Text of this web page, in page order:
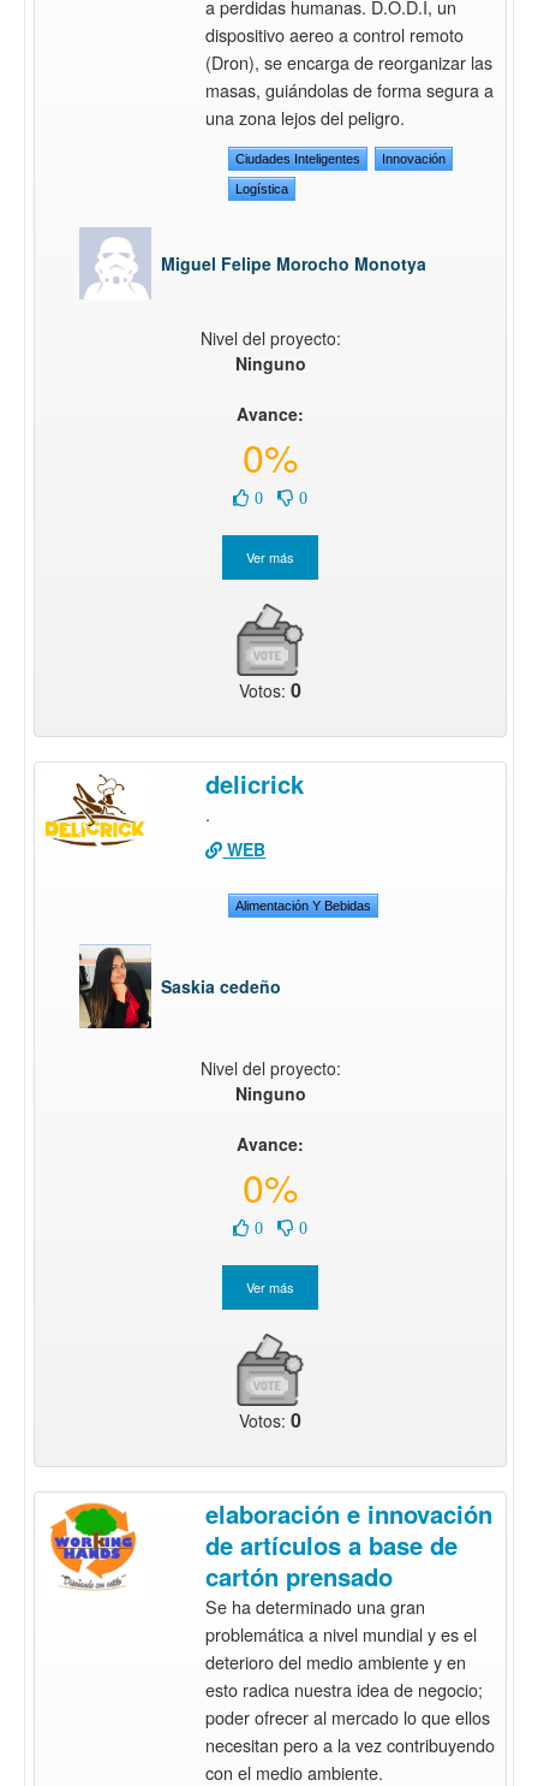
a perdidas humanas. D.O.D.I, un
dispositivo aereo a control remoto
(Dron), se encarga de reorganizar las
masas, guiándolas de forma segura a
una zona lejos del peligro.
Ciudades Inteligentes Innovación
Logística
Miguel Felipe Morocho Monotya
Nivel del proyecto:
Ninguno
Avance:
0%
0 0
Votos: 0
delicrick
.
WEB
Alimentación Y Bebidas
Saskia cedeño
Nivel del proyecto:
Ninguno
Avance:
0%
0 0
Votos: 0
elaboración e innovación
de artículos a base de
cartón prensado
Se ha determinado una gran
problemática a nivel mundial y es el
deterioro del medio ambiente y en
esto radica nuestra idea de negocio;
poder ofrecer al mercado lo que ellos
necesitan pero a la vez contribuyendo
con el medio ambiente.